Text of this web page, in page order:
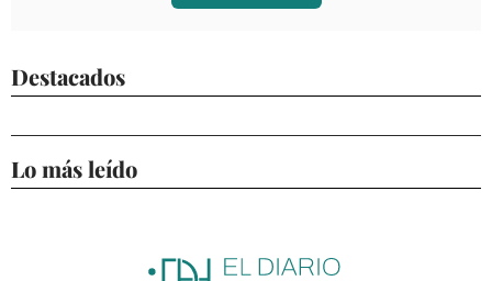
Destacados
Lo más leído